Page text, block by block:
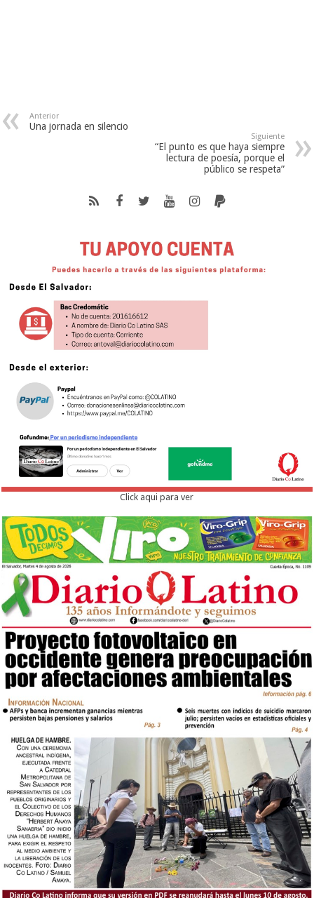
Anterior
Una jornada en silencio
Siguiente
“El punto es que haya siempre
lectura de poesía, porque el
público se respeta”
Click aqui para ver